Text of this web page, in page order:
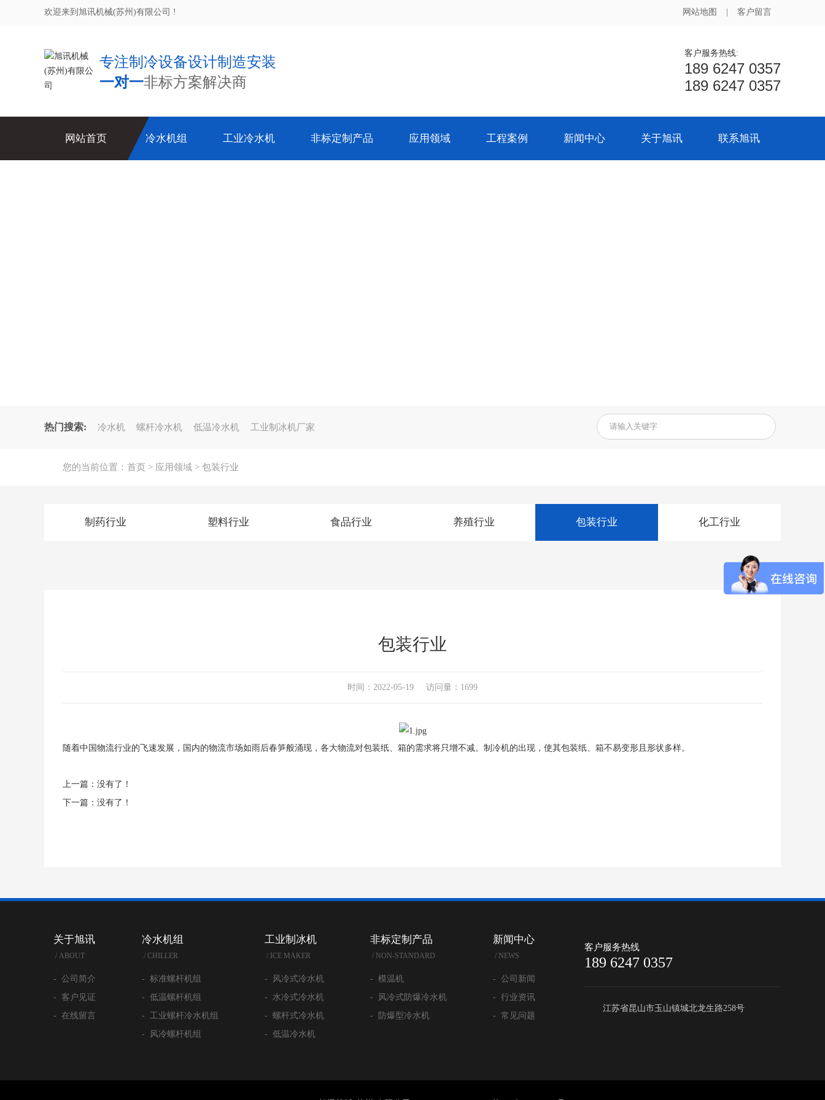
欢迎来到旭讯机械(苏州)有限公司 ! 网站地图 客户留言
专注制冷设备设计制造安装
一对一非标方案解决商
客户服务热线:
189 6247 0357
189 6247 0357
网站首页 冷水机组 工业冷水机 非标定制产品 应用领域 工程案例 新闻中心 关于旭讯 联系旭讯
热门搜索: 冷水机 螺杆冷水机 低温冷水机 工业制冰机厂家
您的当前位置： 首页 > 应用领域 > 包装行业
制药行业 塑料行业 食品行业 养殖行业 包装行业 化工行业
包装行业
时间：2022-05-19 访问量：1699
随着中国物流行业的飞速发展，国内的物流市场如雨后春笋般涌现，各大物流对包装纸、箱的需求将只增不减。制冷机的出现，使其包装纸、箱不易变形且形状多样。
上一篇：没有了！
下一篇：没有了！
关于旭讯
/ ABOUT
- 公司简介
- 客户见证
- 在线留言
冷水机组
/ CHILLER
- 标准螺杆机组
- 低温螺杆机组
- 工业螺杆冷水机组
- 风冷螺杆机组
工业制冰机
/ ICE MAKER
- 风冷式冷水机
- 水冷式冷水机
- 螺杆式冷水机
- 低温冷水机
非标定制产品
/ NON-STANDARD
- 模温机
- 风冷式防爆冷水机
- 防爆型冷水机
新闻中心
/ NEWS
- 公司新闻
- 行业资讯
- 常见问题
客户服务热线
189 6247 0357
江苏省昆山市玉山镇城北龙生路258号